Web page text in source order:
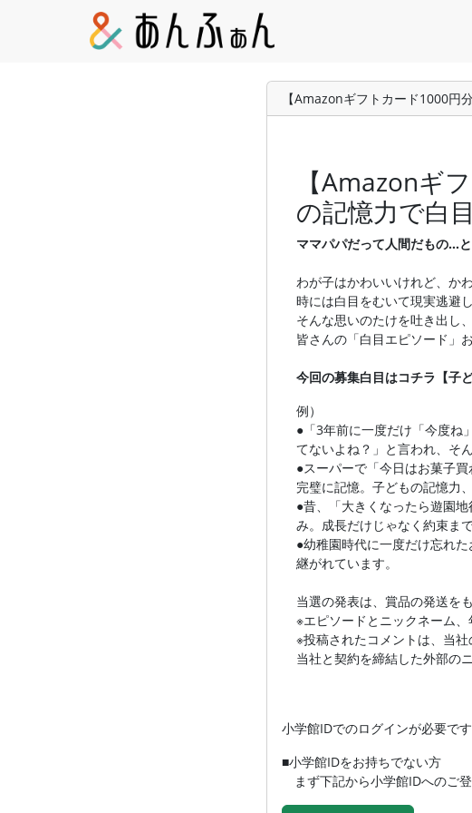
【Amazonギフトカード1000円
【Amazonギ
の記憶力で白
ママパパだって人間だもの…
わが子はかわいいけれど、か
時には白目をむいて現実逃避
そんな思いのたけを吐き出し
皆さんの「白目エピソード」
今回の募集白目はコチラ【子
例）
●「3年前に一度だけ「今度ね
てないよね？」と言われ、そ
●スーパーで「今日はお菓子
完璧に記憶。子どもの記憶力
●昔、「大きくなったら遊園
み。成長だけじゃなく約束ま
●幼稚園時代に一度だけ忘れ
継がれています。
当選の発表は、賞品の発送を
※エピソードとニックネーム
※投稿されたコメントは、当
当社と契約を締結した外部の
小学館IDでのログインが必要です
■小学館IDをお持ちでない方
まず下記から小学館IDへのご登